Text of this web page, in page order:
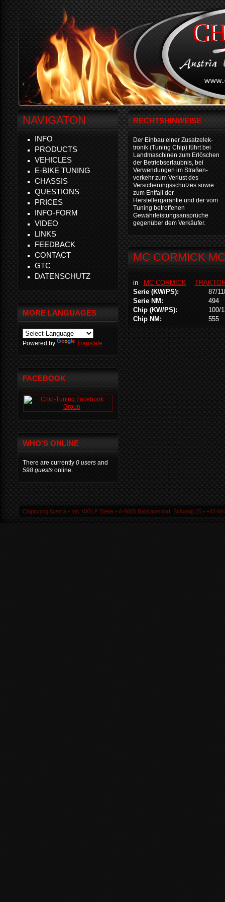
RECHTSHINWEISE
Der Einbau einer Zusatzelek-
tronik (Tuning Chip) führt bei
Landmaschinen zum Erlöschen
der Betriebserlaubnis, bei
Verwendungen im Straßen-
verkehr zum Verlust des
Versicherungsschutzes sowie
zum Entfall der
Herstellergarantie und der vom
Tuning betroffenen
Gewährleistungsansprüche
gegenüber dem Verkäufer.
MC CORMICK
in MC CORMICK
Serie (KW/PS):
87/
Serie NM:
494
Chip (KW/PS):
100/
Chip NM:
555
NAVIGATON
INFO
PRODUCTS
VEHICLES
E-BIKE TUNING
CHASSIS
QUESTIONS
PRICES
INFO-FORM
VIDEO
LINKS
FEEDBACK
CONTACT
GTC
DATENSCHUTZ
MORE LANGUAGES
Powered by Translate
FACEBOOK
WHO'S ONLINE
There are currently 0 users and
598 guests online.
Chiptuning Austria ▪ Inh. WOLF Dieter ▪ A-9805 Baldramsdorf, Schwaig 25 ▪ +43